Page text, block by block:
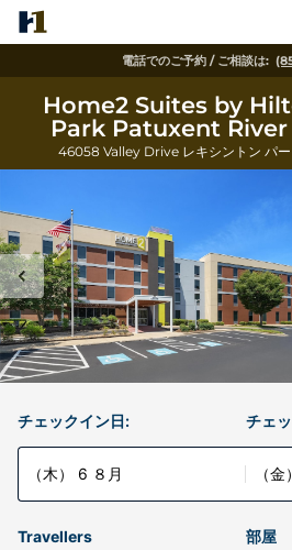
電話でのご予約 / ご相談は:
Home2 Suites by
Park Patuxent River
46058 Valley Drive レキシントン パー
チェックイン日:
（木） 6 ８月
チェ
（
Travellers 部屋